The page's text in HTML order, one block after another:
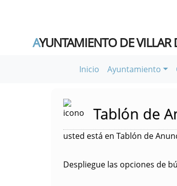
AYUNTAMIENTO DE VILLAR
Inicio Ayuntamiento
Tablón de
usted está en Tablón de
Despliegue las opciones de